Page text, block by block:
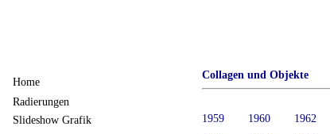
Collagen und Objekte
1959 1960 1962
Home
Radierungen
Slideshow Grafik